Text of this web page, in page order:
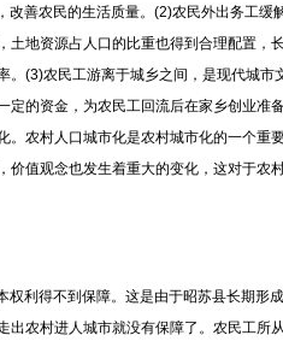
善农民的生活质量。(2)农民外出务工
土地资源占人口的比重也得到合理配置
。(3)农民工游离于城乡之间，是现代城
定的资金，为农民工回流后在家乡创业
。农村人口城市化是农村城市化的一个
价值观念也发生着重大的变化，这对于
利得不到保障。这是由于昭苏县长期形
出农村进人城市就没有保障了。农民工